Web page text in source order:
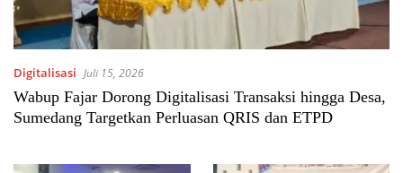
Digitalisasi Juli 15, 2026
Wabup Fajar Dorong Digitalisasi Transaksi hingga Desa,
Sumedang Targetkan Perluasan QRIS dan ETPD